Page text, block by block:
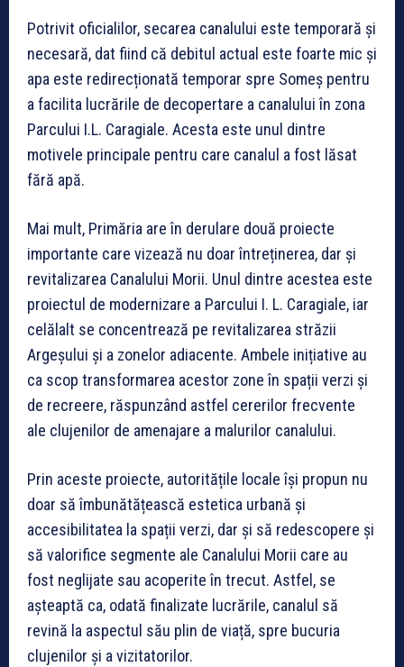
Potrivit oficialilor, secarea canalului este temporară și
necesară, dat fiind că debitul actual este foarte mic și
apa este redirecționată temporar spre Someș pentru
a facilita lucrările de decopertare a canalului în zona
Parcului I.L. Caragiale. Acesta este unul dintre
motivele principale pentru care canalul a fost lăsat
fără apă.
Mai mult, Primăria are în derulare două proiecte
importante care vizează nu doar întreținerea, dar și
revitalizarea Canalului Morii. Unul dintre acestea este
proiectul de modernizare a Parcului I. L. Caragiale, iar
celălalt se concentrează pe revitalizarea străzii
Argeșului și a zonelor adiacente. Ambele inițiative au
ca scop transformarea acestor zone în spații verzi și
de recreere, răspunzând astfel cererilor frecvente
ale clujenilor de amenajare a malurilor canalului.
Prin aceste proiecte, autoritățile locale își propun nu
doar să îmbunătățească estetica urbană și
accesibilitatea la spații verzi, dar și să redescopere și
să valorifice segmente ale Canalului Morii care au
fost neglijate sau acoperite în trecut. Astfel, se
așteaptă ca, odată finalizate lucrările, canalul să
revină la aspectul său plin de viață, spre bucuria
clujenilor și a vizitatorilor.